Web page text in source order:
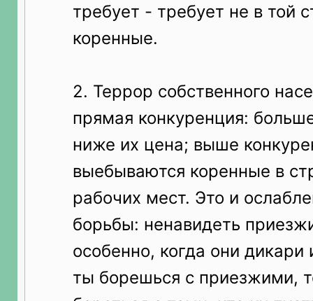
требует - требует не в той
коренные.
2. Террор собственного
прямая конкуренция:
ниже их цена; выше
выебываются коренные в
рабочих мест. Это и
борьбы: ненавидеть
особенно, когда они
ты борешься с приезжими,